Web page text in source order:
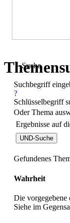
Suche
Suchbegriff
Schlüsselbegriff
Oder Thema
Ergebnisse auf
Gefundenes
Wahrheit
Die vorgegebene
Siehe im